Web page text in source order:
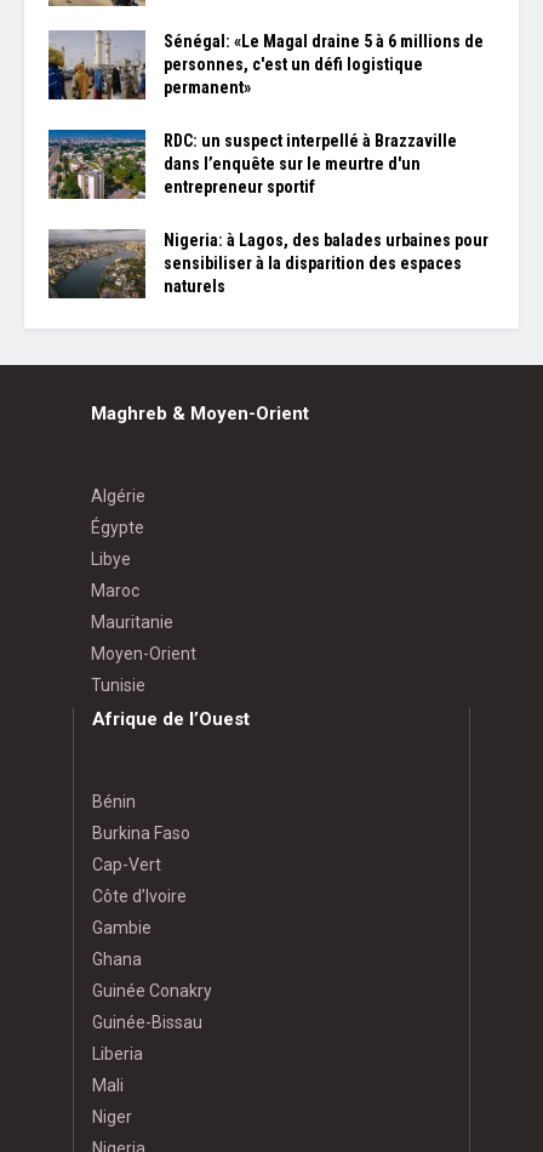
Sénégal: «Le Magal draine 5 à 6 millions de
personnes, c'est un défi logistique
permanent»
RDC: un suspect interpellé à Brazzaville
dans l’enquête sur le meurtre d'un
entrepreneur sportif
Nigeria: à Lagos, des balades urbaines pour
sensibiliser à la disparition des espaces
naturels
Maghreb & Moyen-Orient
Algérie
Égypte
Libye
Maroc
Mauritanie
Moyen-Orient
Tunisie
Afrique de l’Ouest
Bénin
Burkina Faso
Cap-Vert
Côte d’Ivoire
Gambie
Ghana
Guinée Conakry
Guinée-Bissau
Liberia
Mali
Niger
Nigeria